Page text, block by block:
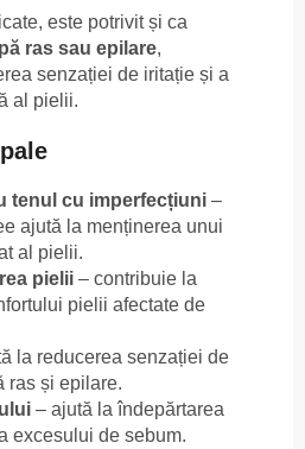
este potrivit și ca
ras sau epilare,
senzației de iritație și a
al pielii.
tenul cu imperfecțiuni –
ajută la menținerea unui
al pielii.
pielii – contribuie la
pielii afectate de
la reducerea senzației de
ras și epilare.
– ajută la îndepărtarea
excesului de sebum.